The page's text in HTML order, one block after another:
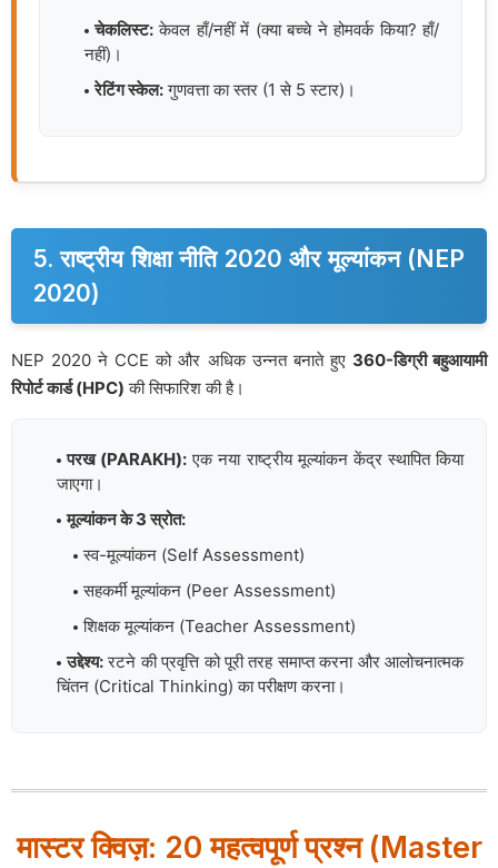
चेकलिस्ट: केवल हाँ/नहीं में (क्या बच्चे ने होमवर्क किया? हाँ/
नहीं)।
रेटिंग स्केल:गुणवत्ता का स्तर (1 से 5 स्टार)।
5. राष्ट्रीय शिक्षा नीति 2020 और मूल्यांकन (NEP
2020)
NEP 2020 ने CCE को और अधिक उन्नत बनाते हुए 360-डिग्री बहुआयामी
रिपोर्ट कार्ड (HPC) की सिफारिश की है।
परख (PARAKH): एक नया राष्ट्रीय मूल्यांकन केंद्र स्थापित किया
जाएगा।
मूल्यांकन के 3 स्रोत:
स्व-मूल्यांकन (Self Assessment)
सहकर्मी मूल्यांकन (Peer Assessment)
शिक्षक मूल्यांकन (Teacher Assessment)
उद्देश्य:रटने की प्रवृत्ति को पूरी तरह समाप्त करना और आलोचनात्मक
चिंतन (Critical Thinking) का परीक्षण करना।
मास्टर क्विज़: 20 महत्वपूर्ण प्रश्न (Master